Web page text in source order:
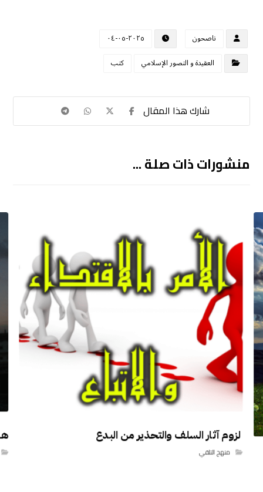
ناصحون
٢٠٢٥-٠٥-٠٤
العقيدة و التصور الإسلامي
كتب
منشورات ذات صلة ...
لزوم آثار السلف والتحذير من البدع
منهج التلقي